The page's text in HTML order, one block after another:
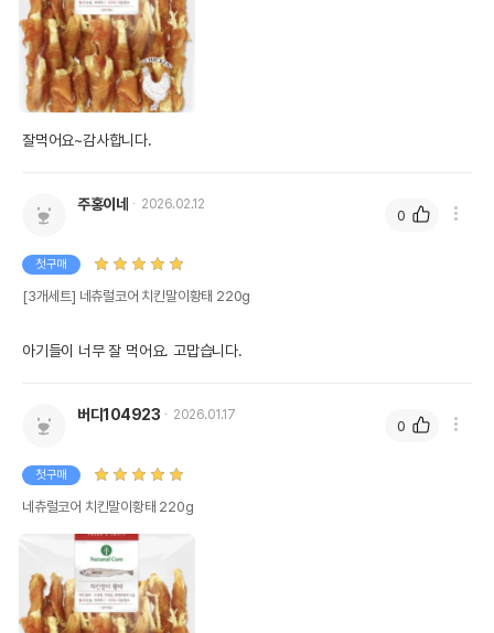
잘먹어요~감사합니다.
주홍이네 2026.02.12
첫구매
[3개세트] 네츄럴코어 치킨말이황태 220g
아기들이 너무 잘 먹어요. 고맙습니다.
0
버디104923 2026.01.17
첫구매
네츄럴코어 치킨말이황태 220g
0